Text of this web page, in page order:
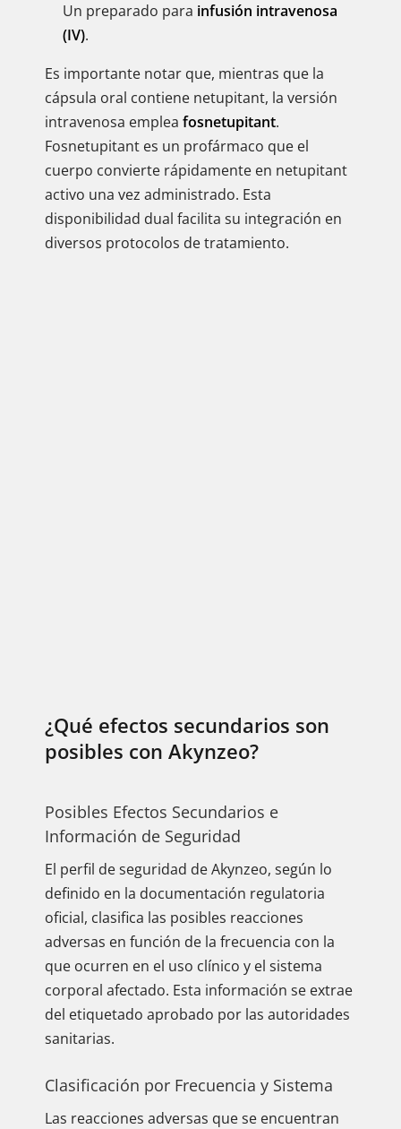
Un preparado para infusión intravenosa
(IV).
Es importante notar que, mientras que la
cápsula oral contiene netupitant, la versión
intravenosa emplea fosnetupitant.
Fosnetupitant es un profármaco que el
cuerpo convierte rápidamente en netupitant
activo una vez administrado. Esta
disponibilidad dual facilita su integración en
diversos protocolos de tratamiento.
¿Qué efectos secundarios son
posibles con Akynzeo?
Posibles Efectos Secundarios e
Información de Seguridad
El perfil de seguridad de Akynzeo, según lo
definido en la documentación regulatoria
oficial, clasifica las posibles reacciones
adversas en función de la frecuencia con la
que ocurren en el uso clínico y el sistema
corporal afectado. Esta información se extrae
del etiquetado aprobado por las autoridades
sanitarias.
Clasificación por Frecuencia y Sistema
Las reacciones adversas que se encuentran